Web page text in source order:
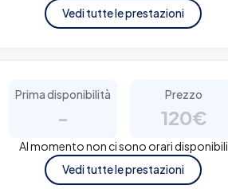
Vedi tutte le prestazioni
Prima disponibilità
-
Prezzo
120€
Al momento non ci sono orari disponibili
Vedi tutte le prestazioni